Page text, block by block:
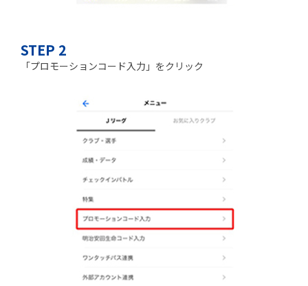
STEP 2
「プロモーションコード入力」をクリック